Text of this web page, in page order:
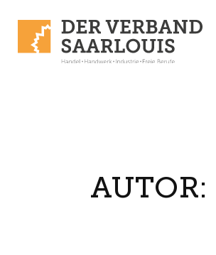
AUTOR: